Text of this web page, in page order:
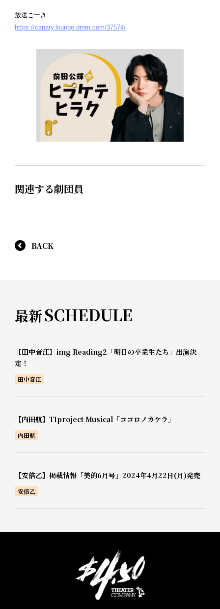
放送ごーき
https://canary.lounge.dmm.com/37574/
関連する劇団員
BACK
最新SCHEDULE
【田中音江】img Reading2「明日の卒業生たち」出演決
定！
田中音江
【内田航】T1project Musical「ココロノカケラ」
内田航
【安倍乙】掲載情報「美的6月号」2024年4月22日(月)発売
安倍乙